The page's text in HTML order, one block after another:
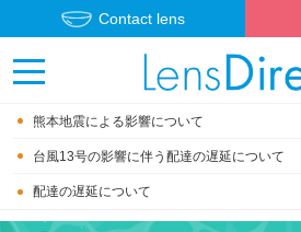
Contact lens
熊本地震による影響について
台風13号の影響に伴う配達の遅延について
配達の遅延について